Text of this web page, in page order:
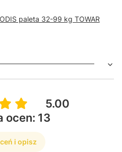
paleta 32-99 kg TOWAR
5.00
ocen: 13
i opisz